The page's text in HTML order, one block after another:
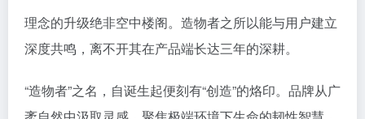
理念的升级绝非空中楼阁。造物者之所以能与用户建立
深度共鸣，离不开其在产品端长达三年的深耕。
“造物者”之名，自诞生起便刻有“创造”的烙印。品牌从广